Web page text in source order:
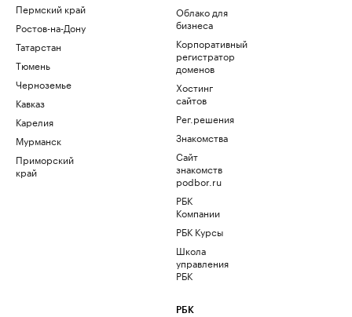
Пермский край
Ростов-на-Дону
Татарстан
Тюмень
Черноземье
Кавказ
Карелия
Мурманск
Приморский
край
Облако для
бизнеса
Корпоративный
регистратор
доменов
Хостинг
сайтов
Рег.решения
Знакомства
Сайт
знакомств
podbor.ru
РБК
Компании
РБК Курсы
Школа
управления
РБК
РБК